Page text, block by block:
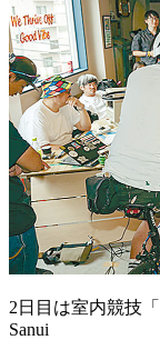
2日目は室内競技
Sanui